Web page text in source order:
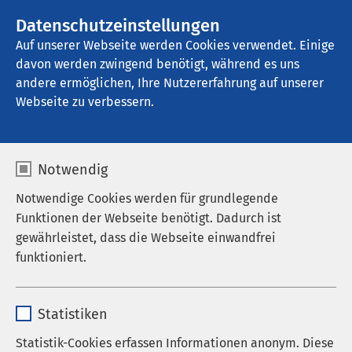
Datenschutzeinstellungen
Auf unserer Webseite werden Cookies verwendet. Einige
davon werden zwingend benötigt, während es uns
andere ermöglichen, Ihre Nutzererfahrung auf unserer
Webseite zu verbessern.
Notwendig
Notwendige Cookies werden für grundlegende
Funktionen der Webseite benötigt. Dadurch ist
gewährleistet, dass die Webseite einwandfrei
funktioniert.
Anbieter sgalinski
Statistiken
Statistik-Cookies erfassen Informationen anonym. Diese
AMEOS Klinikum für Forensische
Psychiatrie und Psychotherapie Osnabrück